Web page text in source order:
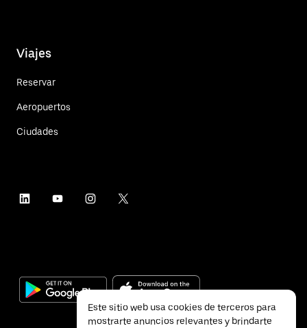
Viajes
Reservar
Aeropuertos
Ciudades
Este sitio web usa cookies de terceros para
mostrarte anuncios relevantes y brindarte